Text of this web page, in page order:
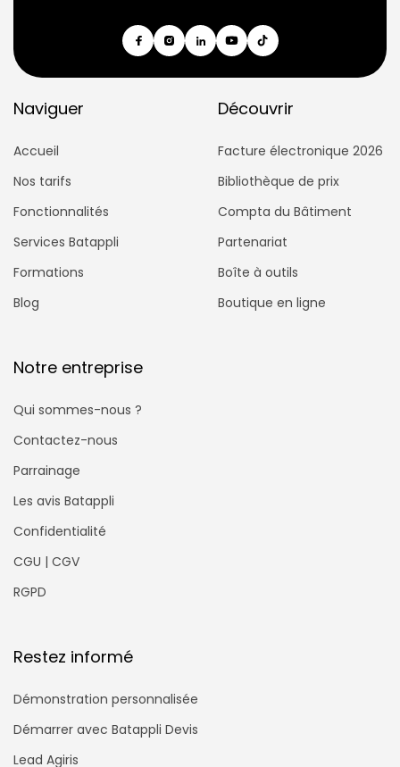
Naviguer
Accueil
Nos tarifs
Fonctionnalités
Services Batappli
Formations
Blog
Découvrir
Facture électronique 2026
Bibliothèque de prix
Compta du Bâtiment
Partenariat
Boîte à outils
Boutique en ligne
Notre entreprise
Qui sommes-nous ?
Contactez-nous
Parrainage
Les avis Batappli
Confidentialité
CGU | CGV
RGPD
Restez informé
Démonstration personnalisée
Démarrer avec Batappli Devis
Lead Agiris